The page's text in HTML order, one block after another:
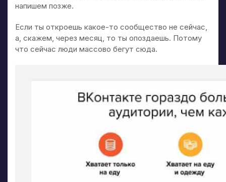
напишем позже.
Если ты откроешь какое-то сообщество не сейчас,
а, скажем, через месяц, то ты опоздаешь. Потому
что сейчас люди массово бегут сюда.